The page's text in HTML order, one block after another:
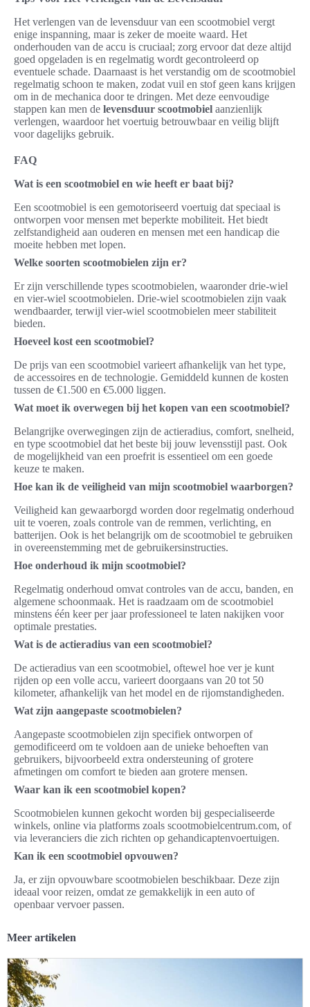
Het verlengen van de levensduur van een scootmobiel vergt
enige inspanning, maar is zeker de moeite waard. Het
onderhouden van de accu is cruciaal; zorg ervoor dat deze altijd
goed opgeladen is en regelmatig wordt gecontroleerd op
eventuele schade. Daarnaast is het verstandig om de scootmobiel
regelmatig schoon te maken, zodat vuil en stof geen kans krijgen
om in de mechanica door te dringen. Met deze eenvoudige
stappen kan men de levensduur scootmobiel aanzienlijk
verlengen, waardoor het voertuig betrouwbaar en veilig blijft
voor dagelijks gebruik.
FAQ
Wat is een scootmobiel en wie heeft er baat bij?
Een scootmobiel is een gemotoriseerd voertuig dat speciaal is
ontworpen voor mensen met beperkte mobiliteit. Het biedt
zelfstandigheid aan ouderen en mensen met een handicap die
moeite hebben met lopen.
Welke soorten scootmobielen zijn er?
Er zijn verschillende types scootmobielen, waaronder drie-wiel
en vier-wiel scootmobielen. Drie-wiel scootmobielen zijn vaak
wendbaarder, terwijl vier-wiel scootmobielen meer stabiliteit
bieden.
Hoeveel kost een scootmobiel?
De prijs van een scootmobiel varieert afhankelijk van het type,
de accessoires en de technologie. Gemiddeld kunnen de kosten
tussen de €1.500 en €5.000 liggen.
Wat moet ik overwegen bij het kopen van een scootmobiel?
Belangrijke overwegingen zijn de actieradius, comfort, snelheid,
en type scootmobiel dat het beste bij jouw levensstijl past. Ook
de mogelijkheid van een proefrit is essentieel om een goede
keuze te maken.
Hoe kan ik de veiligheid van mijn scootmobiel waarborgen?
Veiligheid kan gewaarborgd worden door regelmatig onderhoud
uit te voeren, zoals controle van de remmen, verlichting, en
batterijen. Ook is het belangrijk om de scootmobiel te gebruiken
in overeenstemming met de gebruikersinstructies.
Hoe onderhoud ik mijn scootmobiel?
Regelmatig onderhoud omvat controles van de accu, banden, en
algemene schoonmaak. Het is raadzaam om de scootmobiel
minstens één keer per jaar professioneel te laten nakijken voor
optimale prestaties.
Wat is de actieradius van een scootmobiel?
De actieradius van een scootmobiel, oftewel hoe ver je kunt
rijden op een volle accu, varieert doorgaans van 20 tot 50
kilometer, afhankelijk van het model en de rijomstandigheden.
Wat zijn aangepaste scootmobielen?
Aangepaste scootmobielen zijn specifiek ontworpen of
gemodificeerd om te voldoen aan de unieke behoeften van
gebruikers, bijvoorbeeld extra ondersteuning of grotere
afmetingen om comfort te bieden aan grotere mensen.
Waar kan ik een scootmobiel kopen?
Scootmobielen kunnen gekocht worden bij gespecialiseerde
winkels, online via platforms zoals scootmobielcentrum.com, of
via leveranciers die zich richten op gehandicaptenvoertuigen.
Kan ik een scootmobiel opvouwen?
Ja, er zijn opvouwbare scootmobielen beschikbaar. Deze zijn
ideaal voor reizen, omdat ze gemakkelijk in een auto of
openbaar vervoer passen.
Meer artikelen